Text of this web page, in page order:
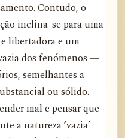
Contudo, o
inclina-se para uma
libertadora e um
dos fenómenos —
semelhantes a
ou sólido.
mal e pensar que
a natureza ‘vazia’